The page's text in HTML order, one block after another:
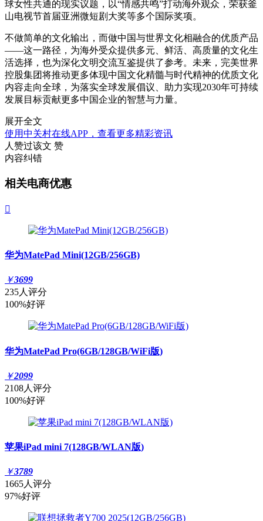
球女性共通的现实议题，以“情感共鸣”打动海外观众，荣获釜
山电视节首届亚洲微短剧大奖等多个国际奖项。
不做简单的文化输出，而做中国与世界文化相融合的优质产品
——这一路径，为海外受众提供多元、鲜活、高质量的文化生
活选择，也为深化文明交流互鉴提供了参考。未来，完美世界
控股集团将推动更多体现中国文化精髓与时代精神的优质文化
内容走向全球，为落实全球发展倡议、助力实现2030年可持续
发展目标贡献更多中国企业的智慧与力量。
展开全文
使用中关村在线APP，查看更多精彩资讯
人赞过该文 赞
内容纠错
相关电商优惠

华为MatePad Mini(12GB/256GB)
￥3699
235人评分
100%好评
华为MatePad Pro(6GB/128GB/WiFi版)
￥2099
2108人评分
100%好评
苹果iPad mini 7(128GB/WLAN版)
￥3789
1665人评分
97%好评